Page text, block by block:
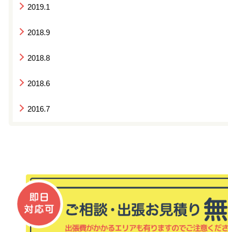
2019.1
2018.9
2018.8
2018.6
2016.7